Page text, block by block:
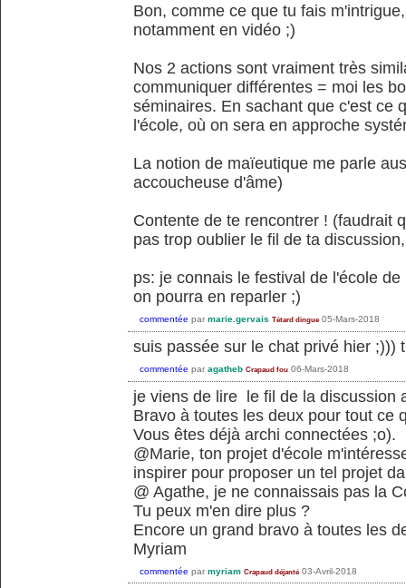
Bon, comme ce que tu fais
notamment en vidéo ;)
Nos 2 actions sont vraiment très
communiquer différentes = moi les
séminaires. En sachant que c'est ce
l'école, où on sera en approche
La notion de maïeutique me parle
accoucheuse d'âme)
Contente de te rencontrer ! (faudrait
pas trop oublier le fil de ta
ps: je connais le festival de l'école
on pourra en reparler ;)
commentée par marie.gervais Tétard dingue 05-Mars-2018
suis passée sur le chat privé hier ;)))
commentée par agatheb Crapaud fou 06-Mars-2018
je viens de lire le fil de la discussion
Bravo à toutes les deux pour tout ce
Vous êtes déjà archi connectées ;o).
@Marie, ton projet d'école
inspirer pour proposer un tel projet
@ Agathe, je ne connaissais pas la
Tu peux m'en dire plus ?
Encore un grand bravo à toutes les
Myriam
commentée par myriam Crapaud déjanté 03-Avril-2018